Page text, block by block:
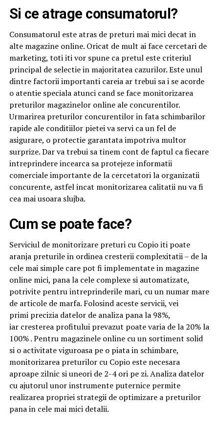
Si ce atrage consumatorul?
Consumatorul este atras de preturi mai mici decat in ​​
alte magazine online. Oricat de mult ai face cercetari de
marketing, toti iti vor spune ca pretul este criteriul
principal de selectie in majoritatea cazurilor. Este unul
dintre factorii importanti careia ar trebui sa i se acorde
o atentie speciala atunci cand se face monitorizarea
preturilor magazinelor online ale concurentilor.
Urmarirea preturilor concurentilor in fata schimbarilor
rapide ale conditiilor pietei va servi ca un fel de
asigurare, o protectie garantata impotriva multor
surprize. Dar va trebui sa tinem cont de faptul ca fiecare
intreprindere incearca sa protejeze informatii
comerciale importante de la cercetatori la organizatii
concurente, astfel incat monitorizarea calitatii nu va fi
cea mai usoara slujba.
Cum se poate face?
Serviciul de monitorizare preturi cu Copio iti poate
aranja preturile in ordinea cresterii complexitatii – de la
cele mai simple care pot fi implementate in magazine
online mici, pana la cele complexe si automatizate,
potrivite pentru intreprinderile mari, cu un numar mare
de articole de marfa. Folosind aceste servicii, vei
primi precizia datelor de analiza pana la 98%,
iar cresterea profitului prevazut poate varia de la 20% la
100% . Pentru magazinele online cu un sortiment solid
si o activitate viguroasa pe o piata in schimbare,
monitorizarea preturilor cu Copio este necesara
aproape zilnic si uneori de 2-4 ori pe zi. Analiza datelor
cu ajutorul unor instrumente puternice permite
realizarea propriei strategii de optimizare a preturilor
pana in cele mai mici detalii.